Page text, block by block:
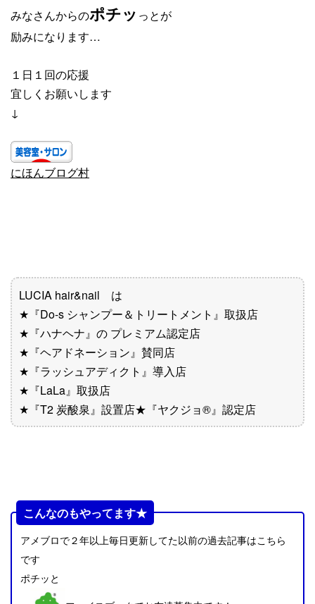
みなさんからのポチッ っとが
励みになります…
１日１回の応援
宜しくお願いします
↓
にほんブログ村
LUCIA hair&nail は
★『Do-s シャンプー＆トリートメント』取扱店
★『ハナヘナ』の プレミアム認定店
★『ヘアドネーション』賛同店
★『ラッシュアディクト』導入店
★『LaLa』取扱店
★『T2 炭酸泉』設置店★『ヤクジョ®︎』認定店
こんなのもやってます★
アメブロで２年以上毎日更新してた以前の過去記事はこちら
です
ポチッと